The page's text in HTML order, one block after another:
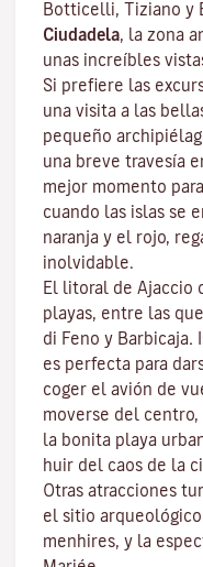
Botticelli, Tiziano y
Ciudadela, la zona
unas increíbles
Si prefiere las
una visita a las
pequeño
una breve travesía
mejor momento
cuando las islas se
naranja y el rojo,
inolvidable.
El litoral de Ajaccio
playas, entre las
di Feno y Barbicaja.
es perfecta para
coger el avión de
moverse del
la bonita playa
huir del caos de la
Otras atracciones
el sitio
menhires, y la